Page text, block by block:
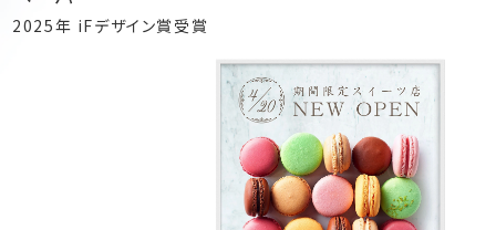
2025年 iFデザイン賞受賞